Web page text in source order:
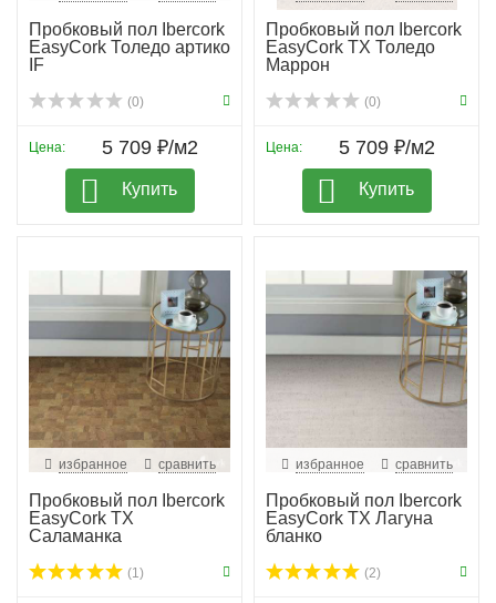
Пробковый пол Ibercork
EasyCork Толедо артико
IF
(0)
Цена: 5 709 ₽/м2
Купить
Пробковый пол Ibercork
EasyCork TX Толедо
Маррон
(0)
Цена: 5 709 ₽/м2
Купить
избранное сравнить
Пробковый пол Ibercork
EasyCork TX
Саламанка
(1)
избранное сравнить
Пробковый пол Ibercork
EasyCork TX Лагуна
бланко
(2)